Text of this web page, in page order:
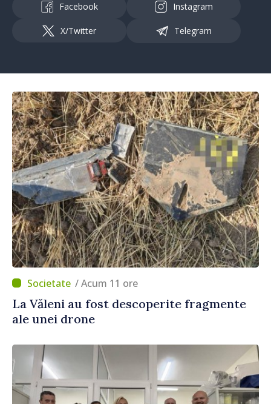
Facebook Instagram
X/Twitter Telegram
/ Acum 11 ore
La Văleni au fost descoperite fragmente
ale unei drone